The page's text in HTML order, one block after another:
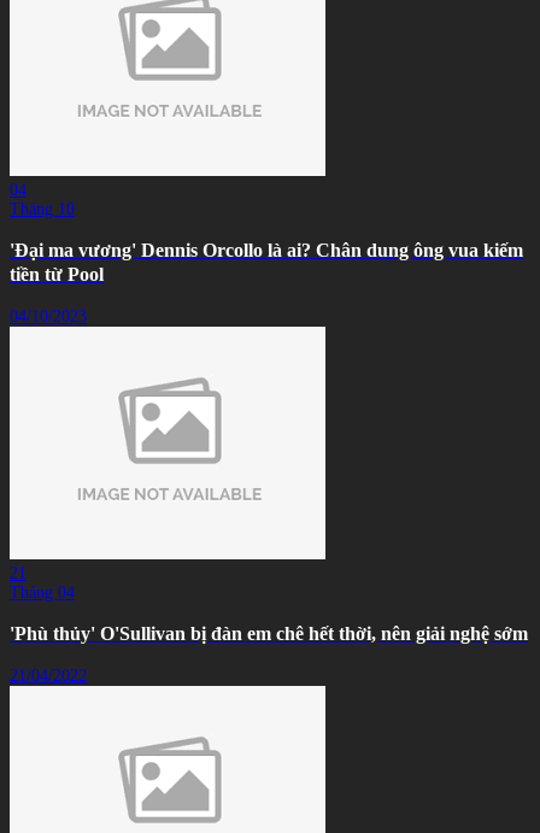
04
Tháng 10
'Đại ma vương' Dennis Orcollo là ai? Chân dung ông vua kiếm
tiền từ Pool
04/10/2023
21
Tháng 04
'Phù thủy' O'Sullivan bị đàn em chê hết thời, nên giải nghệ sớm
21/04/2022